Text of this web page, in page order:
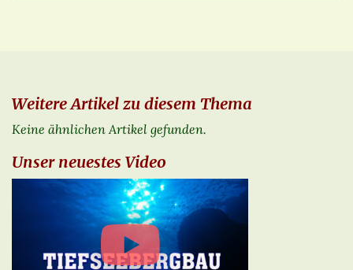
Weitere Artikel zu diesem Thema
Keine ähnlichen Artikel gefunden.
Unser neuestes Video